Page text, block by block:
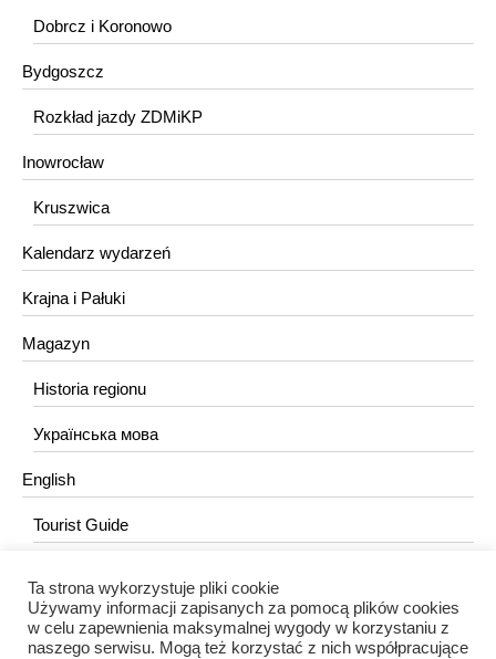
Dobrcz i Koronowo
Bydgoszcz
Rozkład jazdy ZDMiKP
Inowrocław
Kruszwica
Kalendarz wydarzeń
Krajna i Pałuki
Magazyn
Historia regionu
Українська мова
English
Tourist Guide
KONTAKT
redakcja@portalkujawski.pl
Ta strona wykorzystuje pliki cookie
Używamy informacji zapisanych za pomocą plików cookies
w celu zapewnienia maksymalnej wygody w korzystaniu z
naszego serwisu. Mogą też korzystać z nich współpracujące